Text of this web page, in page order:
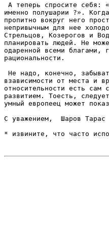
А теперь спросите себя:
именно полушарии ?».
пропитно вокруг него
непривычным для нее
Стрельцов, Козерогов и
планировать людей. Не
одаренной всеми благами,
рациональности.
Не надо, конечно,
взависимости от места и
относительности есть сам
развитием. Тоесть,
умный европеец может
С уважением,  Шаров Тарас
* извините, что часто